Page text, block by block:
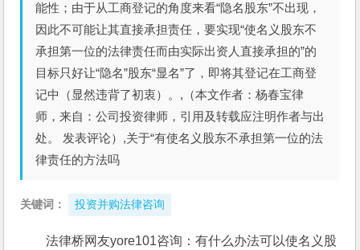
能性；由于从工商登记的角度来看“隐名股东”不出现，
因此不可能让其直接承担责任，要实现“使名义股东不
承担第一位的法律责任而由实际出资人直接承担的”的
目标只好让“隐名”股东“显名”了，即将其登记在工商登
记中（显然违背了初衷）。,（本文作者：杨春宝律
师，来自：公司投资律师，引用及转载应注明作者与出
处。 发表评论）,关于“有使名义股东不承担第一位的法
律责任的方法吗
关键词： 投资并购法律咨询
法律桥网友yore101咨询：有什么办法可以使名义股